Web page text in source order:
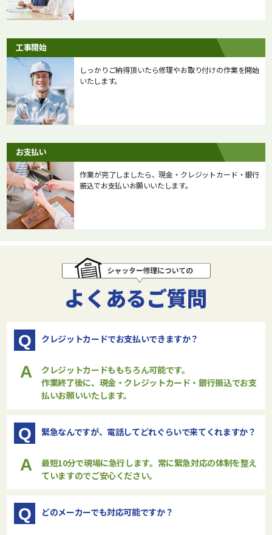
工事開始
しっかりご納得頂いたら修理やお取り付けの作業を開始
いたします。
お支払い
作業が完了しましたら、現金・クレジットカード・銀行
振込でお支払いお願いいたします。
よくあるご質問
Q クレジットカードでお支払いできますか？
A
クレジットカードももちろん可能です。
作業終了後に、現金・クレジットカード・銀行振込でお支
払いお願いいたします。
Q 緊急なんですが、電話してどれぐらいで来てくれますか？
A
最短10分で現場に急行します。常に緊急対応の体制を整え
ていますのでご安心ください。
Q どのメーカーでも対応可能ですか？